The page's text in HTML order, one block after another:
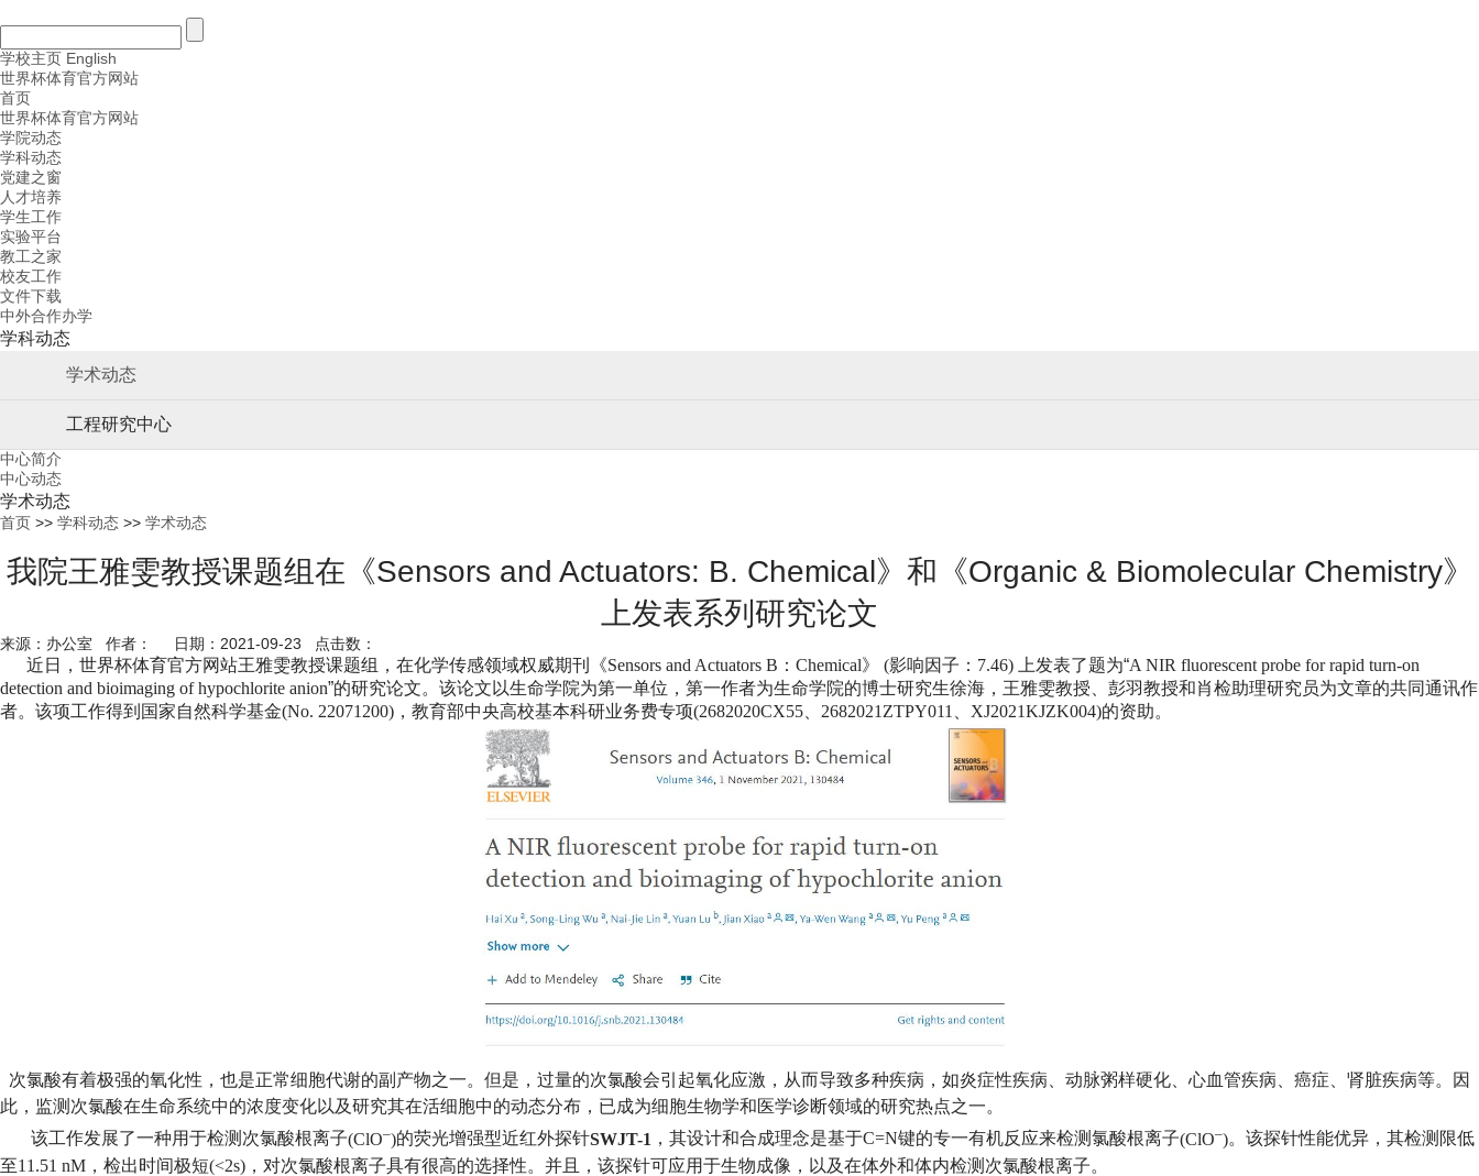
学校主页 English
世界杯体育官方网站
首页
世界杯体育官方网站
学院动态
学科动态
党建之窗
人才培养
学生工作
实验平台
教工之家
校友工作
文件下载
中外合作办学
学科动态
学术动态
工程研究中心
中心简介
中心动态
学术动态
首页 >> 学科动态 >> 学术动态
我院王雅雯教授课题组在《Sensors and Actuators: B. Chemical》和《Organic & Biomolecular Chemistry》
上发表系列研究论文
来源：办公室 作者： 日期：2021-09-23 点击数：
近日，世界杯体育官方网站王雅雯教授课题组，在化学传感领域权威期刊《Sensors and Actuators B ： Chemical》 (影响因子： 7.46) 上发表了题为“A NIR fluorescent probe for rapid turn-on
detection and bioimaging of hypochlorite anion”的研究论文。 该论文以生命学院为第一单位， 第一作者为生命学院的博士研究生徐海，王雅雯教授、彭羽教授和肖检助理研究员为文章的共同通讯作
者。该项工作得到国家自然科学基金(No. 22071200) ，教育部中央高校基本科研业务费专项(2682020CX55 2682021ZTPY011 XJ2021KJZK004)的资助。
次氯酸有着极强的氧化性，也是正常细胞代谢的副产物之一。但是，过量的次氯酸会引起氧化应激，从而导致多种疾病，如炎症性疾病、动脉粥样硬化、心血管疾病、癌症、肾脏疾病等。因
此，监测次氯酸在生命系统中的浓度变化以及研究其在活细胞中的动态分布，已成为细胞生物学和医学诊断领域的研究热点之一。
该工作发展了一种用于检测次氯酸根离子(ClO–)的荧光增强型近红外探针SWJT-1 ，其设计和合成理念是基于C=N键的专一有机反应来检测氯酸根离子(ClO–)。该探针性能优异， 其检测限低
至11.51 nM ， 检出时间极短(<2s) ，对次氯酸根离子具有很高的选择性。并且，该探针可应用于生物成像，以及在体外和体内检测 次氯酸根离子。